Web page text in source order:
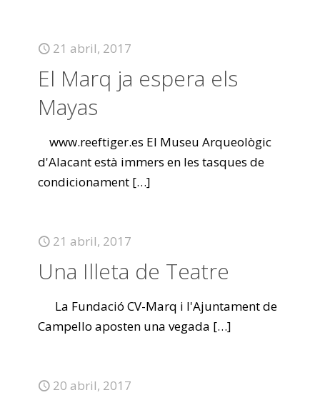
21 abril, 2017
El Marq ja espera els
Mayas
www.reeftiger.es El Museu Arqueològic
d'Alacant està immers en les tasques de
condicionament […]
21 abril, 2017
Una Illeta de Teatre
La Fundació CV-Marq i l'Ajuntament de
Campello aposten una vegada […]
20 abril, 2017